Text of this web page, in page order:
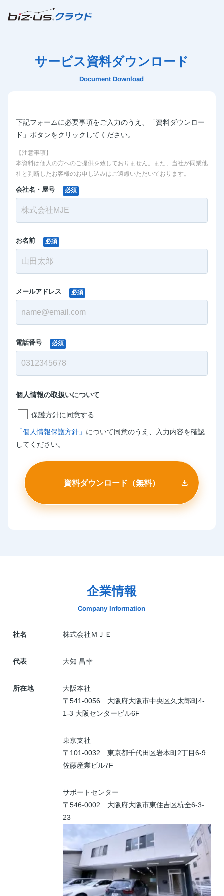
サービス資料ダウンロード
Document Download
下記フォームに必要事項をご入力のうえ、「資料ダウンロー
ド」ボタンをクリックしてください。
【注意事項】
本資料は個人の方へのご提供を致しておりません。また、当社が同業他
社と判断したお客様のお申し込みはご遠慮いただいております。
会社名・屋号 必須
お名前 必須
メールアドレス 必須
電話番号 必須
個人情報の取扱いについて
保護方針に同意する
「個人情報保護方針」 について同意のうえ、入力内容を確認
してください。
企業情報
Company Information
社名 株式会社ＭＪＥ
代表 大知 昌幸
所在地
大阪本社
〒541-0056 大阪府大阪市中央区久太郎町4-
1-3 大阪センタービル6F
東京支社
〒101-0032 東京都千代田区岩本町2丁目6-9
佐藤産業ビル7F
サポートセンター
〒546-0002 大阪府大阪市東住吉区杭全6-3-
23